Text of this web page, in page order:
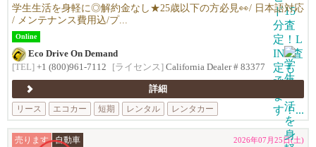
学生生活を身軽に◎解約金なし★25歳以下の方必見👀/ 日本語対応
/ メンテナンス費用込/プ...
Online
Eco Drive On Demand
[TEL] +1 (800)961-7112 [ライセンス] California Dealer # 83377
詳細
リース
エコカー 短期 レンタル レンタカー
売ります 自動車 2026年07月25日(土)